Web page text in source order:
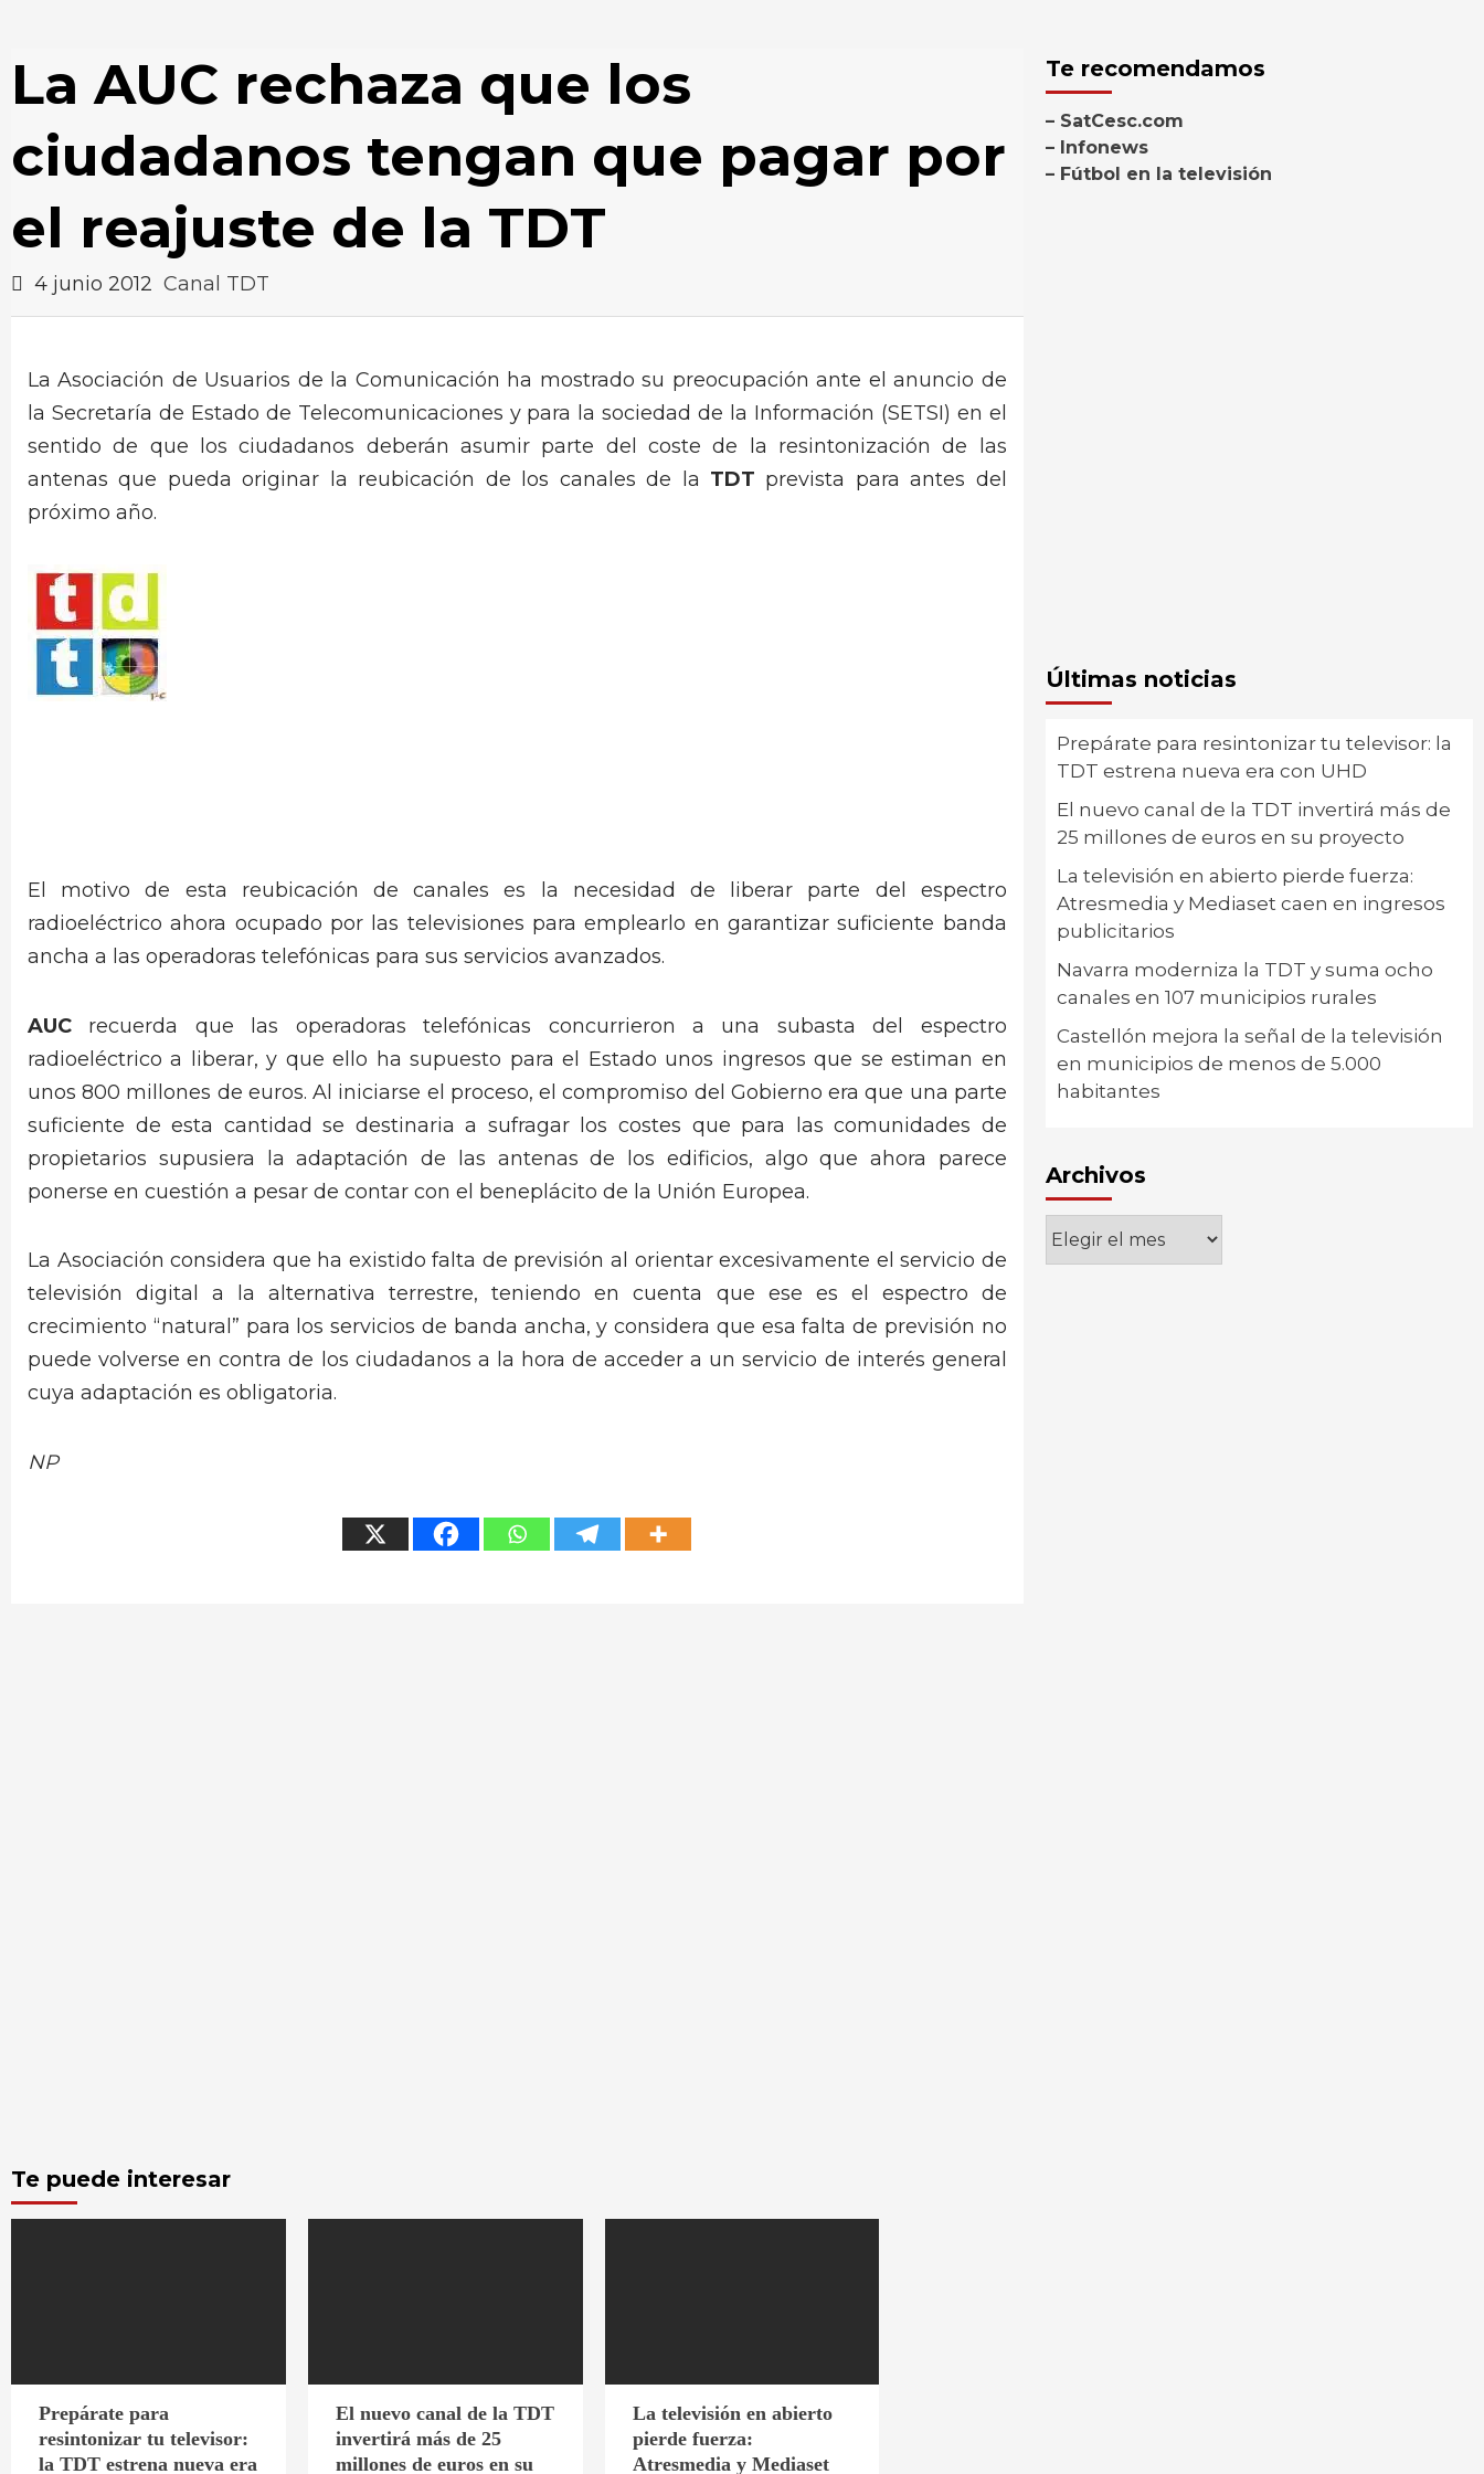
La AUC rechaza que los
ciudadanos tengan que pagar por
el reajuste de la TDT
4 junio 2012 Canal TDT
La Asociación de Usuarios de la Comunicación ha mostrado su preocupación ante el anuncio de
la Secretaría de Estado de Telecomunicaciones y para la sociedad de la Información (SETSI) en el
sentido de que los ciudadanos deberán asumir parte del coste de la resintonización de las
antenas que pueda originar la reubicación de los canales de la TDT prevista para antes del
próximo año.
El motivo de esta reubicación de canales es la necesidad de liberar parte del espectro
radioeléctrico ahora ocupado por las televisiones para emplearlo en garantizar suficiente banda
ancha a las operadoras telefónicas para sus servicios avanzados.
AUC recuerda que las operadoras telefónicas concurrieron a una subasta del espectro
radioeléctrico a liberar, y que ello ha supuesto para el Estado unos ingresos que se estiman en
unos 800 millones de euros. Al iniciarse el proceso, el compromiso del Gobierno era que una parte
suficiente de esta cantidad se destinaria a sufragar los costes que para las comunidades de
propietarios supusiera la adaptación de las antenas de los edificios, algo que ahora parece
ponerse en cuestión a pesar de contar con el beneplácito de la Unión Europea.
La Asociación considera que ha existido falta de previsión al orientar excesivamente el servicio de
televisión digital a la alternativa terrestre, teniendo en cuenta que ese es el espectro de
crecimiento “natural” para los servicios de banda ancha, y considera que esa falta de previsión no
puede volverse en contra de los ciudadanos a la hora de acceder a un servicio de interés general
cuya adaptación es obligatoria.
NP
Te recomendamos
– SatCesc.com
– Infonews
– Fútbol en la televisión
Últimas noticias
Prepárate para resintonizar tu televisor: la
TDT estrena nueva era con UHD
El nuevo canal de la TDT invertirá más de
25 millones de euros en su proyecto
La televisión en abierto pierde fuerza:
Atresmedia y Mediaset caen en ingresos
publicitarios
Navarra moderniza la TDT y suma ocho
canales en 107 municipios rurales
Castellón mejora la señal de la televisión
en municipios de menos de 5.000
habitantes
Archivos
Archivos
Te puede interesar
Prepárate para
resintonizar tu televisor:
la TDT estrena nueva era
El nuevo canal de la TDT
invertirá más de 25
millones de euros en su
La televisión en abierto
pierde fuerza:
Atresmedia y Mediaset